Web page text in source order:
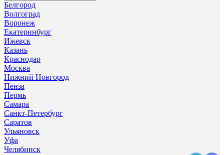
Белгород
Волгоград
Воронеж
Екатеринбург
Ижевск
Казань
Краснодар
Москва
Нижний Новгород
Пенза
Пермь
Самара
Санкт-Петербург
Саратов
Ульяновск
Уфа
Челябинск